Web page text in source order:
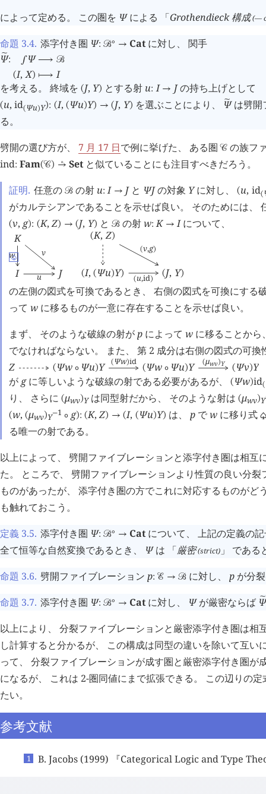
によって定める。 この圏を Ψによる 「Grothendieck 構成(—
命題 3.4. 添字付き圏 Ψ: 󰒙∘ → Catに対し、 関手
󰂡
Ψ: ∫Ψ ⟶ 󰒙
(I, X) ⟼ I
を考える。 終域を (J, Y) とする射 u: I → Jの持ち上げとして
(u, id( Ψu)Y): (I, ( Ψu)Y) → (J, Y) を選ぶことにより、 󰂡
Ψは劈開
る。
劈開の選び方が、 7 月 17 日で例に挙げた、 ある圏󰒚 の族フ
ind: Fam(󰒚) 󰔊
→ Setと似ていることにも注目すべきだろう。
証明. 任意の 󰒙 の射 u: I → Jと ΨJの対象 Yに対し、(u, id(
がカルテシアンであることを示せば良い。 そのためには、
(v, g): (K, Z) → (J, Y) と 󰒙の射w: K → Iについて、
K
I J
w v
u
(K, Z)
(I, ( Ψu)Y) (J, Y)
(v,g)
(u,id)
♤
の左側の図式を可換であるとき、 右側の図式を可換にする
って w に移るものが一意に存在することを示せば良い。
まず、 そのような破線の射がp によって w に移ることか
でなければならない。 また、 第 2 成分は右側の図式の可換
Z
( Ψw ∘ Ψu)Y ( Ψw ∘ Ψu)Y ( Ψv)Y
(Ψw)id (μwv)Y
が gに等しいような破線の射である必要があるが、 ( Ψw)id(
り、 さらに (μwv)Yは同型射だから、 そのような射は (μwv)Y
(w, (μwv)Y−1 ∘ g): (K, Z) → (I, ( Ψu)Y) は、 pでwに移り式 ♤
る唯一の射である。
以上によって、 劈開ファイブレーションと添字付き圏は相互
た。 ところで、 劈開ファイブレーションより性質の良い分
ものがあったが、 添字付き圏の方でこれに対応するものがど
も触れておこう。
定義 3.5. 添字付き圏 Ψ: 󰒙∘ → Catについて、 上記の定義の
全て恒等な自然変換であるとき、 Ψは 「厳密(strict) 」 である
命題 3.6. 劈開ファイブレーション p: 󰒜 → 󰒙 に対し、p が分
命題 3.7. 添字付き圏 Ψ: 󰒙∘ → Catに対し、 Ψが厳密ならば 󰂡
以上により、 分裂ファイブレーションと厳密添字付き圏は相
し計算すると分かるが、 この構成は同型の違いを除いて互い
って、 分裂ファイブレーションが成す圏と厳密添字付き圏が
になるが、 これは 2-圏同値にまで拡張できる。 この辺りの
たい。
参考文献
B. Jacobs (1999) 『Categorical Logic and Type